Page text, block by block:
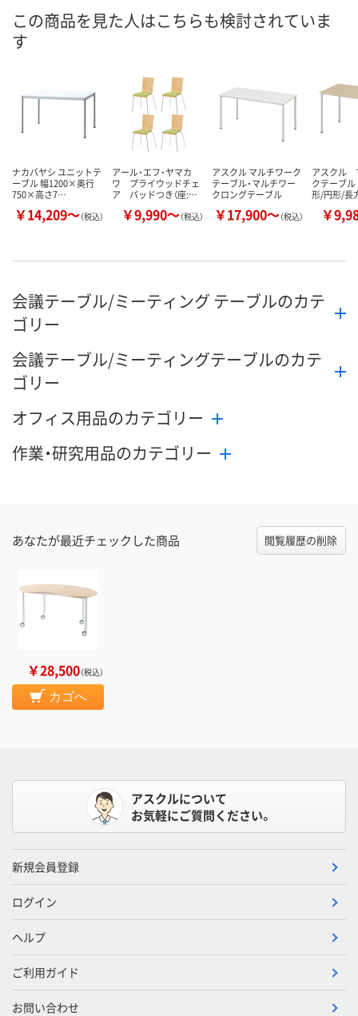
お届け日
カゴへ
数量
カゴへ カ
この商品を見た人はこちらも検討されていま
す
ナカバヤシ ユニットテ
ーブル 幅1200×奥行
750×高さ7…
￥14,209～（税込）
アール・エフ・ヤマカ
ワ プライウッドチェ
ア パッドつき（座:…
￥9,990～（税込）
アスクル マルチワーク
テーブル・マルチワー
クロングテーブル
￥17,900～（税込）
アスクル
クテーブ
形/円形/長
￥
会議テーブル/ミーティング テーブルのカテ
ゴリー
会議テーブル/ミーティングテーブルのカテ
ゴリー
オフィス用品のカテゴリー
作業・研究用品のカテゴリー
あなたが最近チェックした商品 閲覧履歴の削除
￥28,500（税込）
カゴへ
アスクルについて
お気軽にご質問ください。
新規会員登録
ログイン
ヘルプ
ご利用ガイド
お問い合わせ